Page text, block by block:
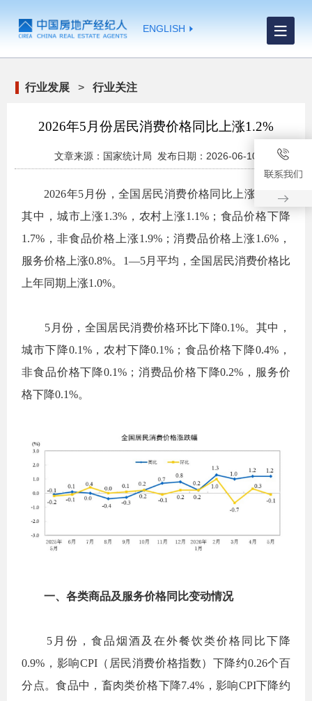
ENGLISH
行业发展 > 行业关注
2026年5月份居民消费价格同比上涨1.2%
文章来源：国家统计局 发布日期：2026-06-10
2026年5 月份，全国居民消费价格同比上涨
。
其中，城市上涨1.3% ，农村上涨1.1%；食品价格下降
1.7% ，非食品价格上涨1.9%；消费品价格上涨1.6%，
服务价格上涨0.8%。 1—5月平均，全国居民消费价格比
上年同期上涨1.0%。
5 月份，全国居民消费价格环比下降0.1%。其中，
城市下降0.1%，农村下降0.1% ；食品价格下降0.4%，
非食品价格下降0.1% ；消费品价格下降0.2% ，服务价
格下降0.1%。
一、各类商品及服务价格同比变动情况
5 月份，食品烟酒及在外餐饮类价格同比下降
0.9% ，影响CPI（居民消费价格指数）下降约0.26个百
分点。食品中，畜肉类价格下降7.4% ，影响CPI下降约